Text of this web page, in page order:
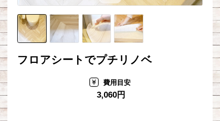
フロアシートでプチリノベ
費用目安
3,060円